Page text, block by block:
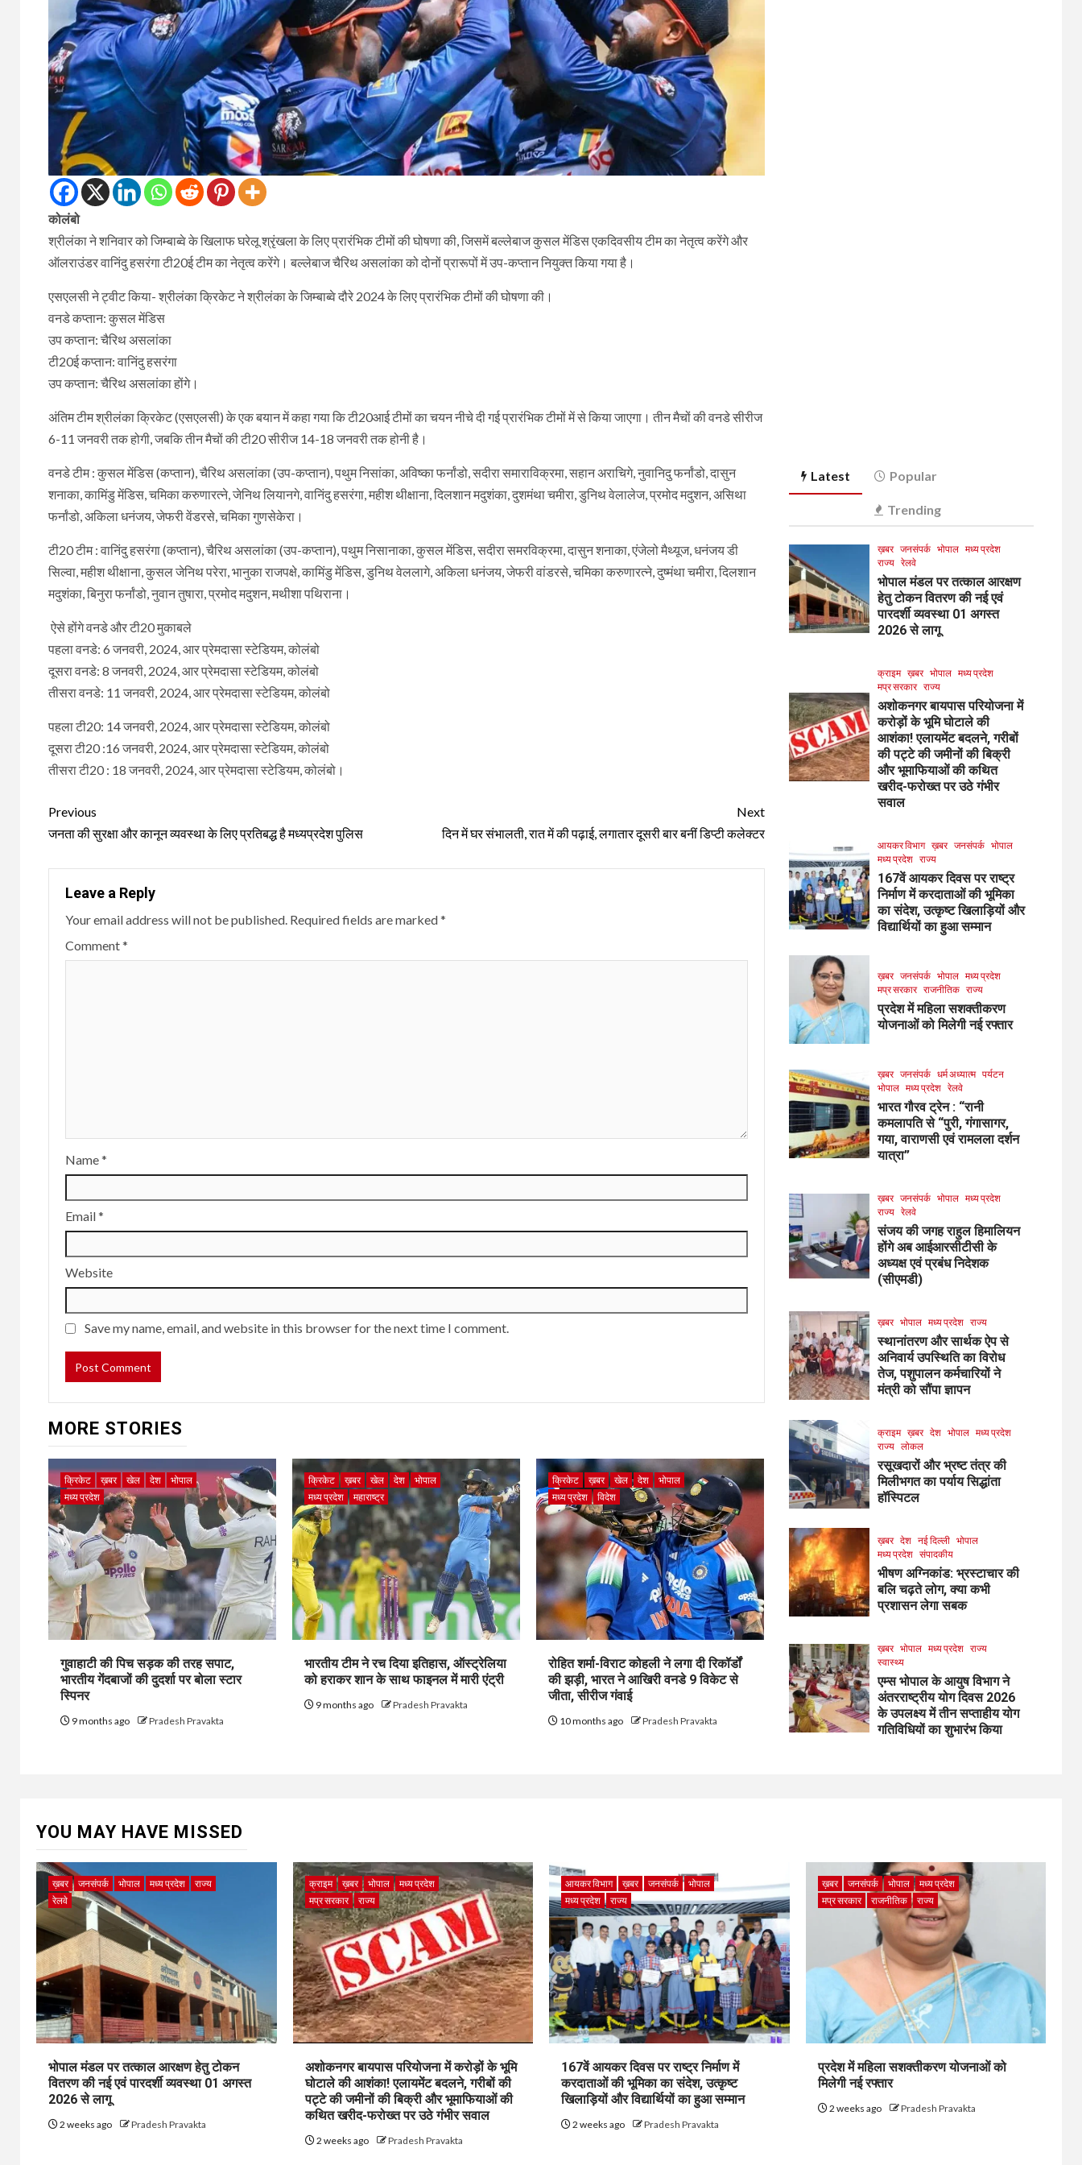
कोलंबो
श्रीलंका ने शनिवार को जिम्बाब्वे के खिलाफ घरेलू श्रृंखला के लिए प्रारंभिक टीमों की घोषणा की, जिसमें बल्लेबाज कुसल मेंडिस एकदिवसीय टीम का नेतृत्व करेंगे और
ऑलराउंडर वानिंदु हसरंगा टी20ई टीम का नेतृत्व करेंगे। बल्लेबाज चैरिथ असलांका को दोनों प्रारूपों में उप-कप्तान नियुक्त किया गया है।
एसएलसी ने ट्वीट किया- श्रीलंका क्रिकेट ने श्रीलंका के जिम्बाब्वे दौरे 2024 के लिए प्रारंभिक टीमों की घोषणा की।
वनडे कप्तान: कुसल मेंडिस
उप कप्तान: चैरिथ असलांका
टी20ई कप्तान: वानिंदु हसरंगा
उप कप्तान: चैरिथ असलांका होंगे।
अंतिम टीम श्रीलंका क्रिकेट (एसएलसी) के एक बयान में कहा गया कि टी20आई टीमों का चयन नीचे दी गई प्रारंभिक टीमों में से किया जाएगा। तीन मैचों की वनडे सीरीज
6-11 जनवरी तक होगी, जबकि तीन मैचों की टी20 सीरीज 14-18 जनवरी तक होनी है।
वनडे टीम : कुसल मेंडिस (कप्तान), चैरिथ असलांका (उप-कप्तान), पथुम निसांका, अविष्का फर्नांडो, सदीरा समाराविक्रमा, सहान अराचिगे, नुवानिदु फर्नांडो, दासुन
शनाका, कामिंडु मेंडिस, चमिका करुणारत्ने, जेनिथ लियानगे, वानिंदु हसरंगा, महीश थीक्षाना, दिलशान मदुशंका, दुशमंथा चमीरा, डुनिथ वेलालेज, प्रमोद मदुशन, असिथा
फर्नांडो, अकिला धनंजय, जेफरी वेंडरसे, चमिका गुणसेकेरा।
टी20 टीम : वानिंदु हसरंगा (कप्तान), चैरिथ असलांका (उप-कप्तान), पथुम निसानाका, कुसल मेंडिस, सदीरा समरविक्रमा, दासुन शनाका, एंजेलो मैथ्यूज, धनंजय डी
सिल्वा, महीश थीक्षाना, कुसल जेनिथ परेरा, भानुका राजपक्षे, कामिंडु मेंडिस, डुनिथ वेललागे, अकिला धनंजय, जेफरी वांडरसे, चमिका करुणारत्ने, दुष्मंथा चमीरा, दिलशान
मदुशंका, बिनुरा फर्नांडो, नुवान तुषारा, प्रमोद मदुशन, मथीशा पथिराना।
ऐसे होंगे वनडे और टी20 मुकाबले
पहला वनडे: 6 जनवरी, 2024, आर प्रेमदासा स्टेडियम, कोलंबो
दूसरा वनडे: 8 जनवरी, 2024, आर प्रेमदासा स्टेडियम, कोलंबो
तीसरा वनडे: 11 जनवरी, 2024, आर प्रेमदासा स्टेडियम, कोलंबो
पहला टी20: 14 जनवरी, 2024, आर प्रेमदासा स्टेडियम, कोलंबो
दूसरा टी20 :16 जनवरी, 2024, आर प्रेमदासा स्टेडियम, कोलंबो
तीसरा टी20 : 18 जनवरी, 2024, आर प्रेमदासा स्टेडियम, कोलंबो।
Continue
Reading
Previous
जनता की सुरक्षा और कानून व्यवस्था के लिए प्रतिबद्ध है मध्यप्रदेश पुलिस
Next
दिन में घर संभालती, रात में की पढ़ाई, लगातार दूसरी बार बनीं डिप्टी कलेक्टर
Leave a Reply
Your email address will not be published. Required fields are marked*
Comment*
Name*
Email*
Website
Save my name, email, and website in this browser for the next time I comment.
MORE STORIES
क्रिकेट ख़बर खेल देश
भोपाल
मध्य प्रदेश
गुवाहाटी की पिच सड़क की तरह सपाट,
भारतीय गेंदबाजों की दुदर्शा पर बोला स्टार
स्पिनर
9 months ago Pradesh Pravakta
क्रिकेट ख़बर खेल देश
भोपाल
मध्य प्रदेश
महाराष्ट्र
भारतीय टीम ने रच दिया इतिहास, ऑस्ट्रेलिया
को हराकर शान के साथ फाइनल में मारी एंट्री
9 months ago Pradesh Pravakta
क्रिकेट ख़बर खेल देश
भोपाल
मध्य प्रदेश
विदेश
रोहित शर्मा-विराट कोहली ने लगा दी रिकॉर्डों
की झड़ी, भारत ने आखिरी वनडे 9 विकेट से
जीता, सीरीज गंवाई
10 months ago Pradesh Pravakta
Latest Popular
Trending
ख़बर जनसंपर्क भोपाल मध्य प्रदेश
राज्य रेलवे
भोपाल मंडल पर तत्काल आरक्षण
हेतु टोकन वितरण की नई एवं
पारदर्शी व्यवस्था 01 अगस्त
2026 से लागू
क्राइम ख़बर भोपाल मध्य प्रदेश
मप्र सरकार राज्य
अशोकनगर बायपास परियोजना में
करोड़ों के भूमि घोटाले की
आशंका! एलायमेंट बदलने, गरीबों
की पट्टे की जमीनों की बिक्री
और भूमाफियाओं की कथित
खरीद-फरोख्त पर उठे गंभीर
सवाल
आयकर विभाग ख़बर जनसंपर्क भोपाल
मध्य प्रदेश राज्य
167वें आयकर दिवस पर राष्ट्र
निर्माण में करदाताओं की भूमिका
का संदेश, उत्कृष्ट खिलाड़ियों और
विद्यार्थियों का हुआ सम्मान
ख़बर जनसंपर्क भोपाल मध्य प्रदेश
मप्र सरकार राजनीतिक राज्य
प्रदेश में महिला सशक्तीकरण
योजनाओं को मिलेगी नई रफ्तार
ख़बर जनसंपर्क धर्म अध्यात्म पर्यटन
भोपाल मध्य प्रदेश रेलवे
भारत गौरव ट्रेन : “रानी
कमलापति से “पुरी, गंगासागर,
गया, वाराणसी एवं रामलला दर्शन
यात्रा”
ख़बर जनसंपर्क भोपाल मध्य प्रदेश
राज्य रेलवे
संजय की जगह राहुल हिमालियन
होंगे अब आईआरसीटीसी के
अध्यक्ष एवं प्रबंध निदेशक
(सीएमडी)
ख़बर भोपाल मध्य प्रदेश राज्य
स्थानांतरण और सार्थक ऐप से
अनिवार्य उपस्थिति का विरोध
तेज, पशुपालन कर्मचारियों ने
मंत्री को सौंपा ज्ञापन
क्राइम ख़बर देश भोपाल मध्य प्रदेश
राज्य लोकल
रसूखदारों और भ्रष्ट तंत्र की
मिलीभगत का पर्याय सिद्धांता
हॉस्पिटल
ख़बर देश नई दिल्ली भोपाल
मध्य प्रदेश संपादकीय
भीषण अग्निकांड: भ्रस्टाचार की
बलि चढ़ते लोग, क्या कभी
प्रशासन लेगा सबक
ख़बर भोपाल मध्य प्रदेश राज्य
स्वास्थ्य
एम्स भोपाल के आयुष विभाग ने
अंतरराष्ट्रीय योग दिवस 2026
के उपलक्ष्य में तीन सप्ताहीय योग
गतिविधियों का शुभारंभ किया
YOU MAY HAVE MISSED
ख़बर जनसंपर्क भोपाल मध्य प्रदेश
राज्य
रेलवे
भोपाल मंडल पर तत्काल आरक्षण हेतु टोकन
वितरण की नई एवं पारदर्शी व्यवस्था 01 अगस्त
2026 से लागू
2 weeks ago Pradesh Pravakta
क्राइम ख़बर भोपाल
मध्य प्रदेश
मप्र सरकार
राज्य
अशोकनगर बायपास परियोजना में करोड़ों के भूमि
घोटाले की आशंका! एलायमेंट बदलने, गरीबों की
पट्टे की जमीनों की बिक्री और भूमाफियाओं की
कथित खरीद-फरोख्त पर उठे गंभीर सवाल
2 weeks ago Pradesh Pravakta
आयकर विभाग ख़बर जनसंपर्क
भोपाल
मध्य प्रदेश
राज्य
167वें आयकर दिवस पर राष्ट्र निर्माण में
करदाताओं की भूमिका का संदेश, उत्कृष्ट
खिलाड़ियों और विद्यार्थियों का हुआ सम्मान
2 weeks ago Pradesh Pravakta
ख़बर जनसंपर्क भोपाल
मध्य प्रदेश
मप्र सरकार
राजनीतिक राज्य
प्रदेश में महिला सशक्तीकरण योजनाओं को
मिलेगी नई रफ्तार
2 weeks ago Pradesh Pravakta